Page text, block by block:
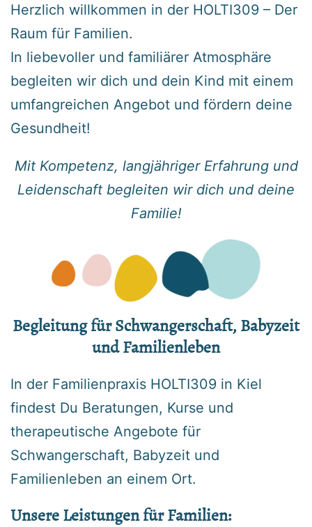
Herzlich willkommen in der HOLTI309 – Der
Raum für Familien.
In liebevoller und familiärer Atmosphäre
begleiten wir dich und dein Kind mit einem
umfangreichen Angebot und fördern deine
Gesundheit!
Mit Kompetenz, langjähriger Erfahrung und
Leidenschaft begleiten wir dich und deine
Familie!
Begleitung für Schwangerschaft, Babyzeit
und Familienleben
In der Familienpraxis HOLTI309 in Kiel
findest Du Beratungen, Kurse und
therapeutische Angebote für
Schwangerschaft, Babyzeit und
Familienleben an einem Ort.
UnsereLeistungenfür Familien: